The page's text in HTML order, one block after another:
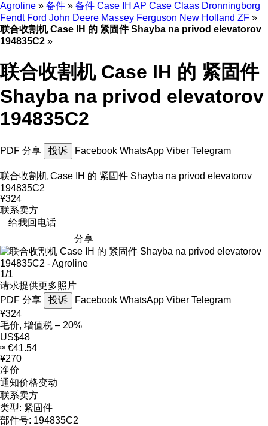
Agroline » 备件 » 备件 Case IH AP Case Claas Dronningborg
Fendt Ford John Deere Massey Ferguson New Holland ZF »
联合收割机 Case IH 的 紧固件 Shayba na privod elevatorov
194835C2 »
联合收割机 Case IH 的 紧固件
Shayba na privod elevatorov
194835C2
PDF 分享 投诉 Facebook WhatsApp Viber Telegram
联合收割机 Case IH 的 紧固件 Shayba na privod elevatorov
194835C2
¥324
联系卖方
给我回电话
分享
1/1
请求提供更多照片
PDF 分享 投诉 Facebook WhatsApp Viber Telegram
¥324
毛价, 增值税 – 20%
US$48
≈ €41.54
¥270
净价
通知价格变动
联系卖方
类型: 紧固件
部件号: 194835C2